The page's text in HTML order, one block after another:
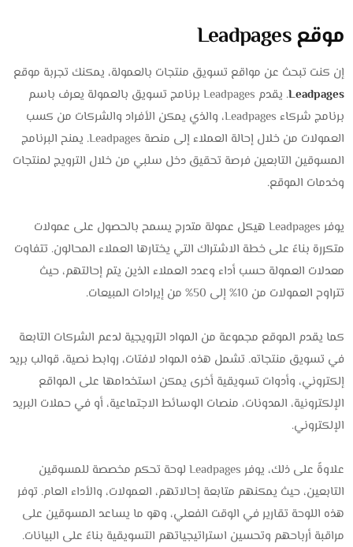
موقع Leadpages
إن كنت تبحث عن مواقع تسويق منتجات بالعمولة، يمكنك تجربة موقع
Leadpages
. يقدم Leadpages برنامج تسويق بالعمولة يعرف باسم
برنامج شركاء Leadpages، والذي يمكن الأفراد والشركات من كسب
العمولات من خلال إحالة العملاء إلى منصة Leadpages. يمنح البرنامج
المسوقين التابعين فرصة تحقيق دخل سلبي من خلال الترويج لمنتجات
وخدمات الموقع.
يوفر Leadpages هيكل عمولة متدرج يسمح بالحصول على عمولات
متكررة بناءً على خطة الاشتراك التي يختارها العملاء المحالون. تتفاوت
معدلات العمولة حسب أداء وعدد العملاء الذين يتم إحالتهم، حيث
تتراوح العمولات من 10% إلى 50% من إيرادات المبيعات.
كما يقدم الموقع مجموعة من المواد الترويجية لدعم الشركات التابعة
في تسويق منتجاته. تشمل هذه المواد لافتات، روابط نصية، قوالب بريد
إلكتروني، وأدوات تسويقية أخرى يمكن استخدامها على المواقع
الإلكترونية، المدونات، منصات الوسائط الاجتماعية، أو في حملات البريد
الإلكتروني.
علاوةً على ذلك، يوفر Leadpages لوحة تحكم مخصصة للمسوقين
التابعين، حيث يمكنهم متابعة إحالاتهم، العمولات، والأداء العام. توفر
هذه اللوحة تقارير في الوقت الفعلي، وهو ما يساعد المسوقين على
مراقبة أرباحهم وتحسين استراتيجياتهم التسويقية بناءً على البيانات.